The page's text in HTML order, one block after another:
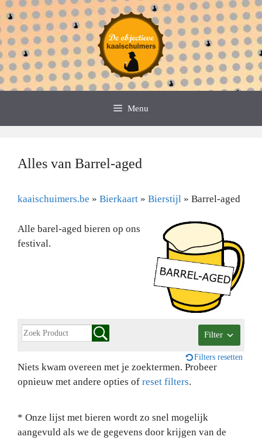
Spring
naar
de
inhoud
Menu
Alles van Barrel-aged
kaaischuimers.be » Bierkaart » Bierstijl » Barrel-aged
Alle barel-aged bieren op ons
festival.
Filter
Filters resetten
Niets kwam overeen met je zoektermen. Probeer
opnieuw met andere opties of reset filters.
* Onze lijst met bieren wordt zo snel mogelijk
aangevuld als we de gegevens door krijgen van de